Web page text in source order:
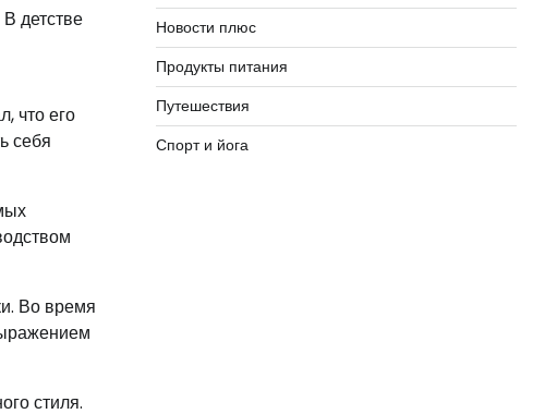
детстве
что его
себя
Во время
стиля.
Новости плюс
Продукты питания
Путешествия
Спорт и йога